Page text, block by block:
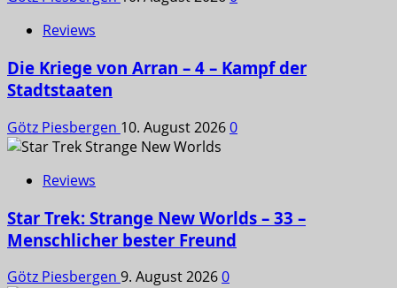
Reviews
Die Kriege von Arran – 4 – Kampf der
Stadtstaaten
Götz Piesbergen 10. August 20260
Reviews
Star Trek: Strange New Worlds – 33 –
Menschlicher bester Freund
Götz Piesbergen 9. August 20260